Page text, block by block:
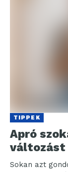
TIPPEK
Apró
változást
Sokan azt